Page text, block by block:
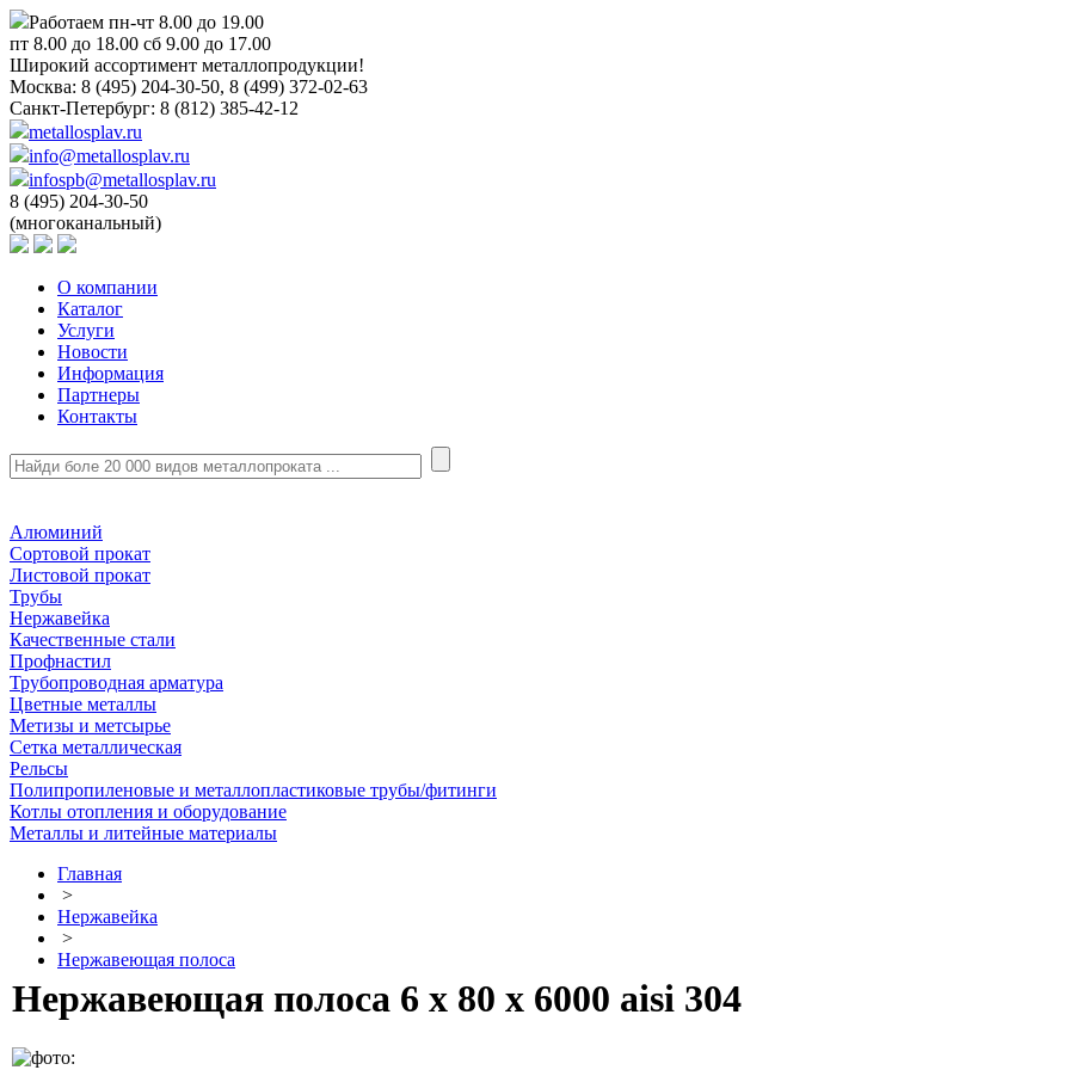
Работаем пн-чт 8.00 до 19.00
пт 8.00 до 18.00 сб 9.00 до 17.00
Широкий ассортимент металлопродукции!
Москва: 8 (495) 204-30-50, 8 (499) 372-02-63
Санкт-Петербург: 8 (812) 385-42-12
metallosplav.ru
info@metallosplav.ru
infospb@metallosplav.ru
8 (495) 204-30-50
(многоканальный)
О компании
Каталог
Услуги
Новости
Информация
Партнеры
Контакты
Алюминий
Сортовой прокат
Листовой прокат
Трубы
Нержавейка
Качественные стали
Профнастил
Трубопроводная арматура
Цветные металлы
Метизы и метсырье
Сетка металлическая
Рельсы
Полипропиленовые и металлопластиковые трубы/фитинги
Котлы отопления и оборудование
Металлы и литейные материалы
Главная
>
Нержавейка
>
Нержавеющая полоса
Нержавеющая полоса 6 х 80 х 6000 aisi 304